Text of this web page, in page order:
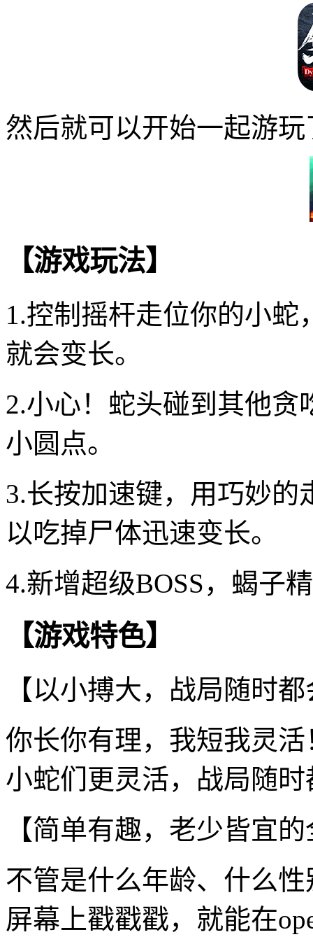
然后就可以开始一起游玩
【游戏玩法】
1.控制摇杆走位你的小
就会变长。
2.小心！蛇头碰到其他
小圆点。
3.长按加速键，用巧妙
以吃掉尸体迅速变长。
4.新增超级BOSS，蝎子
【游戏特色】
【以小搏大，战局随时
你长你有理，我短我灵
小蛇们更灵活，战局随
【简单有趣，老少皆宜
不管是什么年龄、什么
屏幕上戳戳戳，就能在